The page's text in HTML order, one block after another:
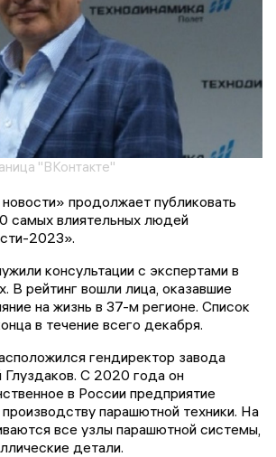
"ВКонтакте"
продолжает публиковать
самых влиятельных людей
2023».
консультации с экспертами в
В рейтинг вошли лица, оказавшие
на жизнь в 37-м регионе. Список
в течение всего декабря.
гендиректор завода
С 2020 года он
в России предприятие
парашютной техники. На
все узлы парашютной системы,
детали.